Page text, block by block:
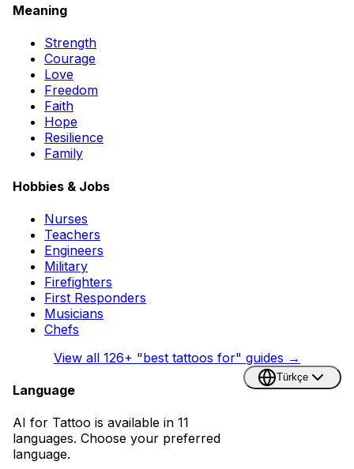
Meaning
Strength
Courage
Love
Freedom
Faith
Hope
Resilience
Family
Hobbies & Jobs
Nurses
Teachers
Engineers
Military
Firefighters
First Responders
Musicians
Chefs
View all 126+ "best tattoos for" guides →
Language
AI for Tattoo is available in 11
languages. Choose your preferred
language.
Türkçe